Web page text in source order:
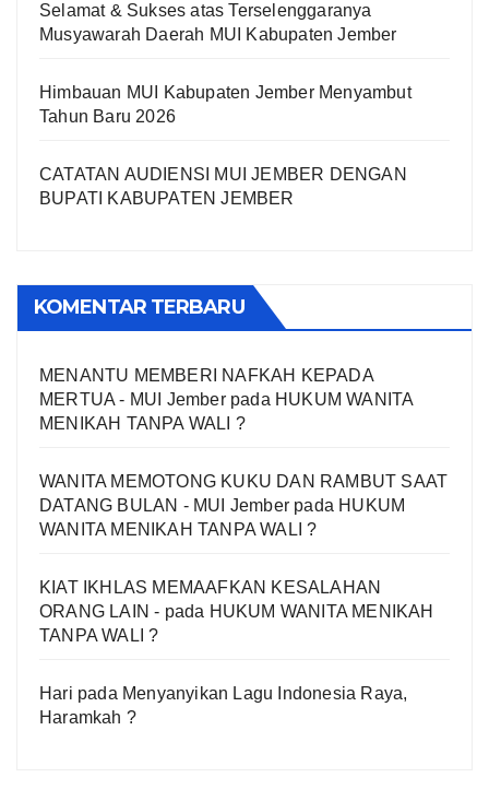
Selamat & Sukses atas Terselenggaranya
Musyawarah Daerah MUI Kabupaten Jember
Himbauan MUI Kabupaten Jember Menyambut
Tahun Baru 2026
CATATAN AUDIENSI MUI JEMBER DENGAN
BUPATI KABUPATEN JEMBER
KOMENTAR TERBARU
MENANTU MEMBERI NAFKAH KEPADA
MERTUA - MUI Jemberpada HUKUM WANITA
MENIKAH TANPA WALI ?
WANITA MEMOTONG KUKU DAN RAMBUT SAAT
DATANG BULAN - MUI Jember pada HUKUM
WANITA MENIKAH TANPA WALI ?
KIAT IKHLAS MEMAAFKAN KESALAHAN
ORANG LAIN - pada HUKUM WANITA MENIKAH
TANPA WALI ?
Hari pada Menyanyikan Lagu Indonesia Raya,
Haramkah ?